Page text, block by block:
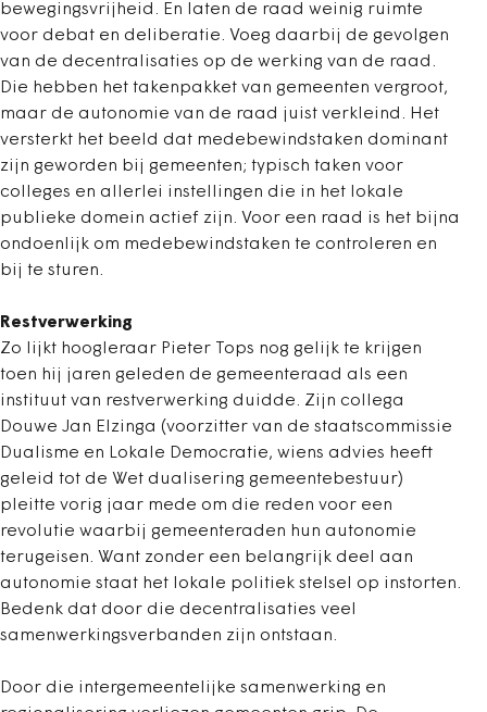
bewegingsvrijheid. En laten de raad weinig ruimte
voor debat en deliberatie. Voeg daarbij de gevolgen
van de decentralisaties op de werking van de raad.
Die hebben het takenpakket van gemeenten vergroot,
maar de autonomie van de raad juist verkleind. Het
versterkt het beeld dat medebewindstaken dominant
zijn geworden bij gemeenten; typisch taken voor
colleges en allerlei instellingen die in het lokale
publieke domein actief zijn. Voor een raad is het bijna
ondoenlijk om medebewindstaken te controleren en
bij te sturen.
Restverwerking
Zo lijkt hoogleraar Pieter Tops nog gelijk te krijgen
toen hij jaren geleden de gemeenteraad als een
instituut van restverwerking duidde. Zijn collega
Douwe Jan Elzinga (voorzitter van de staatscommissie
Dualisme en Lokale Democratie, wiens advies heeft
geleid tot de Wet dualisering gemeentebestuur)
pleitte vorig jaar mede om die reden voor een
revolutie waarbij gemeenteraden hun autonomie
terugeisen. Want zonder een belangrijk deel aan
autonomie staat het lokale politiek stelsel op instorten.
Bedenk dat door die decentralisaties veel
samenwerkingsverbanden zijn ontstaan.
Door die intergemeentelijke samenwerking en